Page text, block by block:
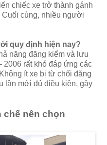
chiếc xe trở thành gánh
Cuối cùng, nhiều người
quy định hiện nay?
năng đăng kiểm và lưu
2006 rất khó đáp ứng các
ít xe bị từ chối đăng
lần mới đủ điều kiện, gây
chế nên chọn